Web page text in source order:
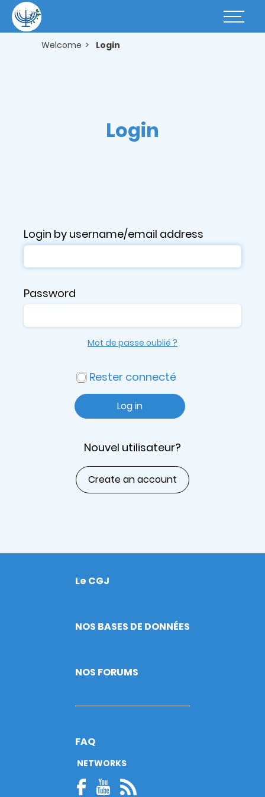
main
content
Basculer
Welcome Login
Login
Login by username/email address
Password
Rester connecté
Log in
Mot de passe oublié ?
Nouvel utilisateur?
Create an account
Footer
Le CGJ
NOS BASES DE DONNÉES
NOS FORUMS
FAQ
NETWORKS